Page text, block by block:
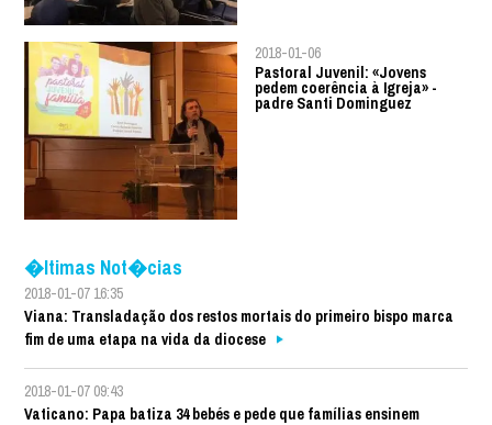
2018-01-06
Pastoral Juvenil: «Jovens
pedem coerência à Igreja» -
padre Santi Dominguez
�ltimas Not�cias
2018-01-07 16:35
Viana: Transladação dos restos mortais do primeiro bispo marca
fim de uma etapa na vida da diocese
2018-01-07 09:43
Vaticano: Papa batiza 34 bebés e pede que famílias ensinem